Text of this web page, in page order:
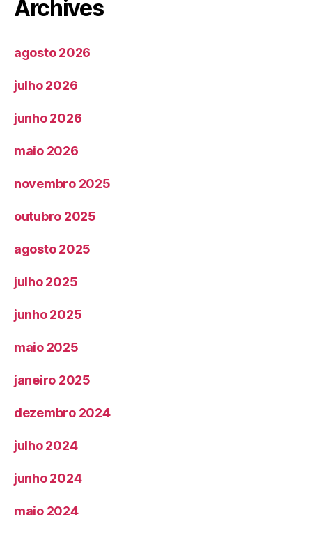
Archives
agosto 2026
julho 2026
junho 2026
maio 2026
novembro 2025
outubro 2025
agosto 2025
julho 2025
junho 2025
maio 2025
janeiro 2025
dezembro 2024
julho 2024
junho 2024
maio 2024